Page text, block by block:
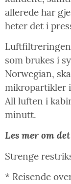
allerede har
heter det i
som brukes i
Norwegian,
mikropartikler
All luften i
minutt.
Les mer om
Strenge
* Reisende